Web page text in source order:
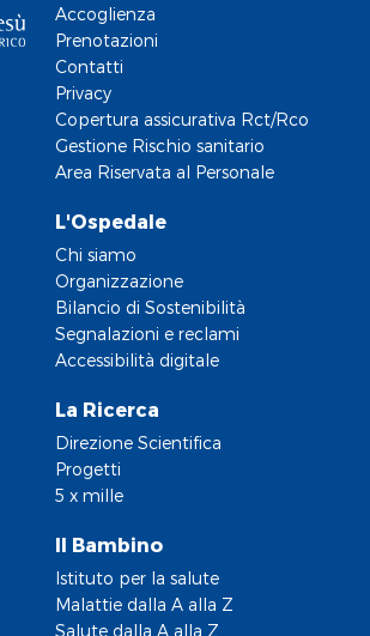
Accoglienza
Prenotazioni
Contatti
Privacy
Copertura assicurativa Rct/Rco
Gestione Rischio sanitario
Area Riservata al Personale
L'Ospedale
Chi siamo
Organizzazione
Bilancio di Sostenibilità
Segnalazioni e reclami
Accessibilità digitale
La Ricerca
Direzione Scientifica
Progetti
5 x mille
Il Bambino
Istituto per la salute
Malattie dalla A alla Z
Salute dalla A alla Z